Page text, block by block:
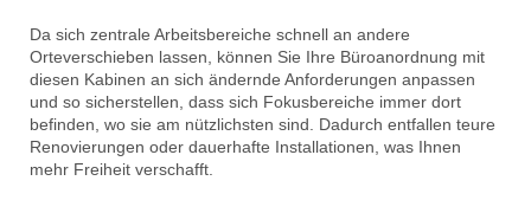
Da sich zentrale Arbeitsbereiche schnell an andere
Orteverschieben lassen, können Sie Ihre Büroanordnung mit
diesen Kabinen an sich ändernde Anforderungen anpassen
und so sicherstellen, dass sich Fokusbereiche immer dort
befinden, wo sie am nützlichsten sind. Dadurch entfallen teure
Renovierungen oder dauerhafte Installationen, was Ihnen
mehr Freiheit verschafft.